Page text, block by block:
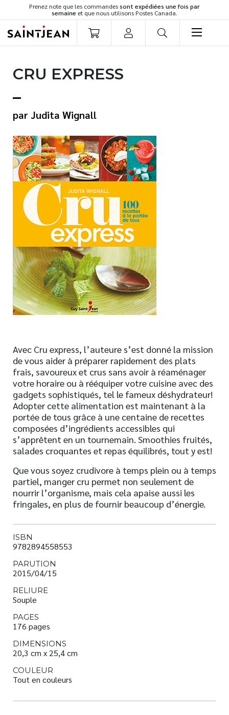
Prenez note que les commandessont expédiées une fois par
semaine et que nous utilisons Postes Canada.
Romans
Développement personnel
Littérature jeunesse
Spiritualité
Famille
Culture générale
Témoignages
Vie pratique
Finances
Nouveautés
Numérique
Livres audio
Meilleurs vendeurs
Page vedette
À PROPOS
CONTACT
CRU EXPRESS
Judita Wignall
Avec Cru express, l’auteure s’est donné la mission
de vous aider à préparer rapidement des plats
frais, savoureux et crus sans avoir à réaménager
votre horaire ou à rééquiper votre cuisine avec des
gadgets sophistiqués, tel le fameux déshydrateur!
Adopter cette alimentation est maintenant à la
portée de tous grâce à une centaine de recettes
composées d’ingrédients accessibles qui
s’apprêtent en un tournemain. Smoothies fruités,
salades croquantes et repas équilibrés, tout y est!
Que vous soyez crudivore à temps plein ou à temps
partiel, manger cru permet non seulement de
nourrir l’organisme, mais cela apaise aussi les
fringales, en plus de fournir beaucoup d’énergie.
ISBN
9782894558553
PARUTION
2015/04/15
RELIURE
Souple
PAGES
176 pages
DIMENSIONS
20,3 cm x 25,4 cm
COULEUR
Tout en couleurs